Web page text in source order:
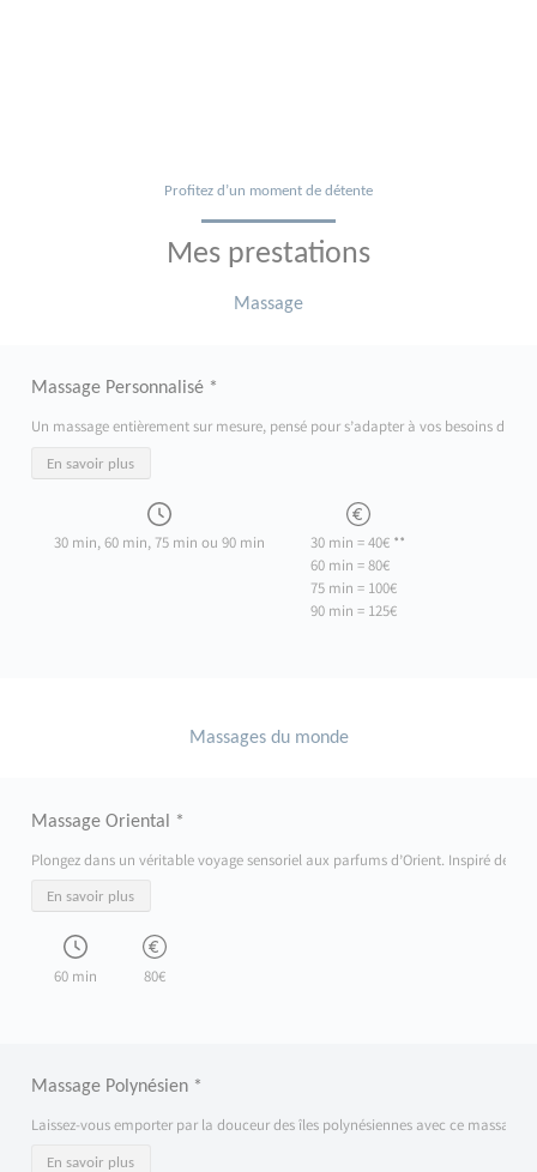
Profitez d’un moment de détente
Mes prestations
Massage
Massage Personnalisé *
Un massage entièrement sur mesure, pensé pour s’adapter à vos besoins du
En savoir plus
30 min, 60 min, 75 min ou 90 min
30 min = 40€ **
60 min = 80€
75 min = 100€
90 min = 125€
Massages du monde
Massage Oriental *
Plongez dans un véritable voyage sensoriel aux parfums d’Orient. Inspiré des
En savoir plus
60 min 80€
Massage Polynésien *
Laissez-vous emporter par la douceur des îles polynésiennes avec ce
En savoir plus